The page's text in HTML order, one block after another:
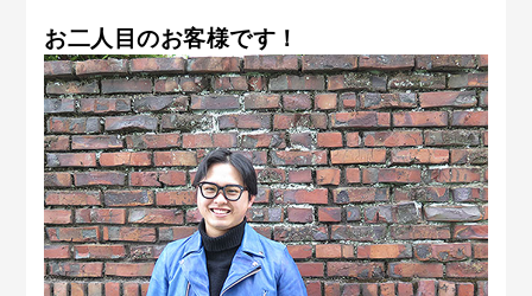
お二人目のお客様です！